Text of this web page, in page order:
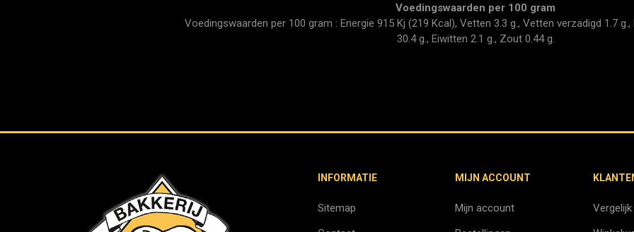
Voedingswaarden per 100 gram
Voedingswaarden per 100 gram : Energie 915 Kj (219 Kcal), Vetten 3.3 g., Vetten verzadigd 1.7
30.4 g., Eiwitten 2.1 g., Zout 0.44 g.
INFORMATIE
Sitemap
MIJN ACCOUNT
Mijn account